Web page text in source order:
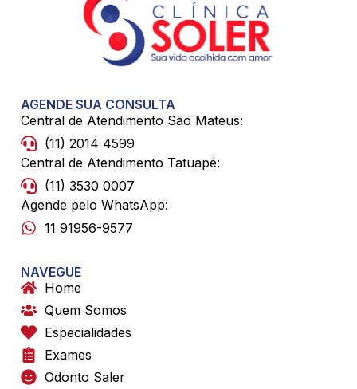
AGENDE SUA CONSULTA
Central de Atendimento São Mateus:
(11) 2014 4599
Central de Atendimento Tatuapé:
(11) 3530 0007
Agende pelo WhatsApp:
11 91956-9577
NAVEGUE
Home
Quem Somos
Especialidades
Exames
Odonto Saler